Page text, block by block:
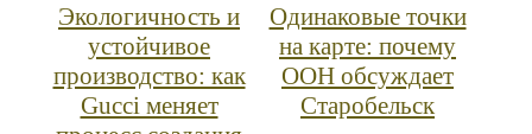
Экологичность и
устойчивое
производство: как
Gucci меняет
Одинаковые точки
на карте: почему
ООН обсуждает
Старобельск